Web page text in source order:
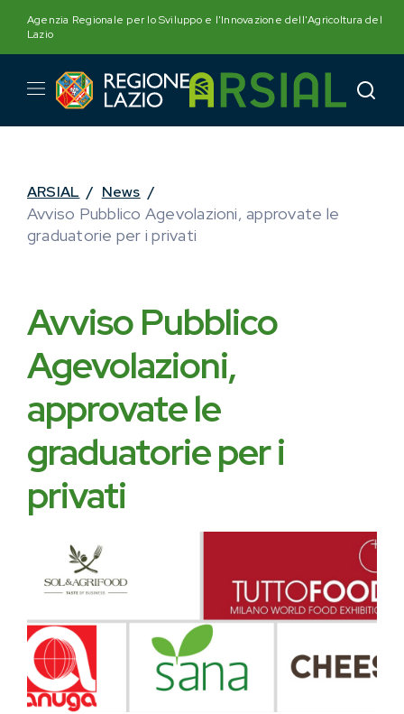
content
Agenzia Regionale per lo Sviluppo e l'Innovazione dell'Agricoltura del
Lazio
ARSIAL / News /
Avviso Pubblico Agevolazioni, approvate le
graduatorie per i privati
Avviso Pubblico
Agevolazioni,
approvate le
graduatorie per i
privati